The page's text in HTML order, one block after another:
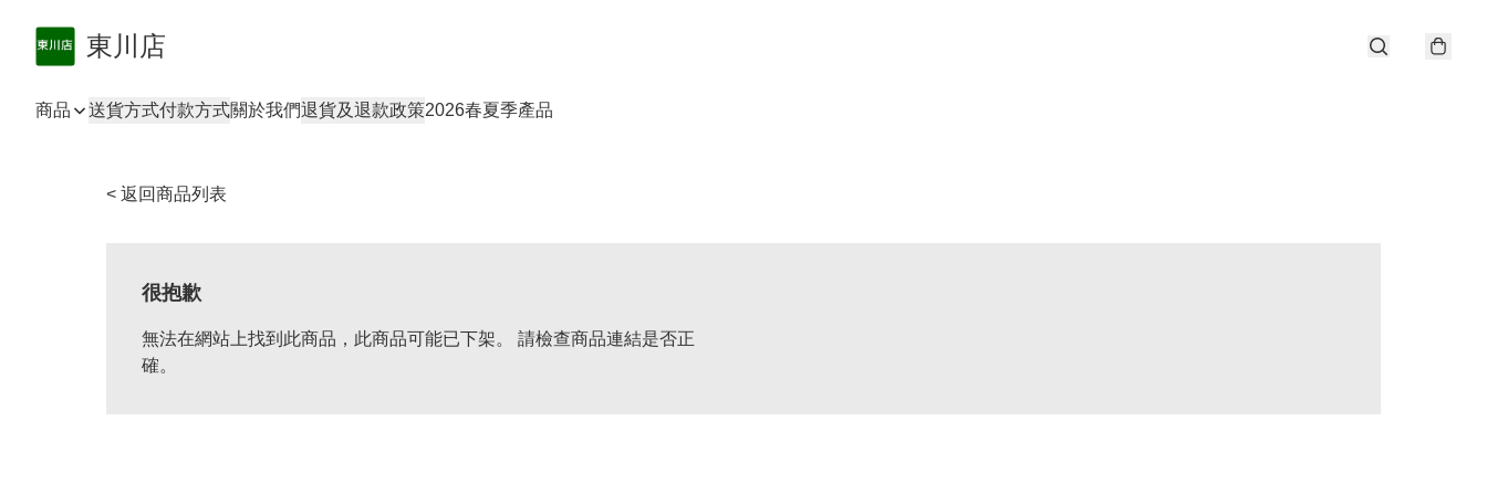
東川店
商品 送貨方式付款方式關於我們退貨及退款政策2026春夏季產品
< 返回商品列表
很抱歉
無法在網站上找到此商品，此商品可能已下架。 請檢查商品連結是否正
確。